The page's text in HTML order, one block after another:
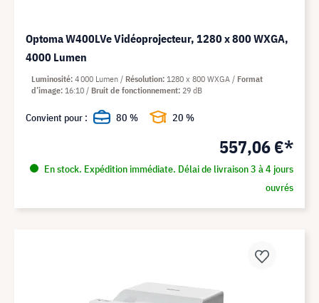
Optoma W400LVe Vidéoprojecteur, 1280 x 800 WXGA,
4000 Lumen
557,06 €*
En stock. Expédition immédiate. Délai de livraison 3 à 4 jours
ouvrés
Luminosité 4 000 Lumen Résolution 1280 x 800 WXGA
Format
d’image 16:10 Bruit de fonctionnement 29 dB
Convient pour : 80 % 20 %